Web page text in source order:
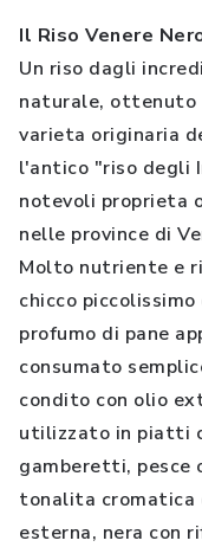
Il Riso Venere
Un riso dagli
naturale, ottenuto
varieta originaria
l'antico "riso degli
notevoli proprieta
nelle province di
Molto nutriente e
chicco
profumo di pane
consumato
condito con olio
utilizzato in piatti
gamberetti, pesce
tonalita cromatica
esterna, nera con